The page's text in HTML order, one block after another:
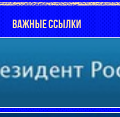
ВАЖНЫЕ ССЫЛКИ